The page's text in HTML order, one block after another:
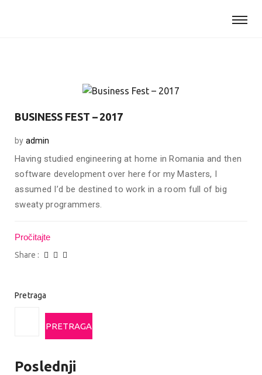
BUSINESS FEST – 2017
by admin
Having studied engineering at home in Romania and then
software development over here for my Masters, I
assumed I’d be destined to work in a room full of big
sweaty programmers.
Pročitajte
Share
Pretraga
PRETRAGA
Poslednji